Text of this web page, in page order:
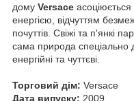
дому Versace
енергією, відчуттям
почуттів. Свіжі та п'янкі
сама природа спеціально
енергійні та чуттєві.
Торговий дім: Versace
Дата випуску: 2009